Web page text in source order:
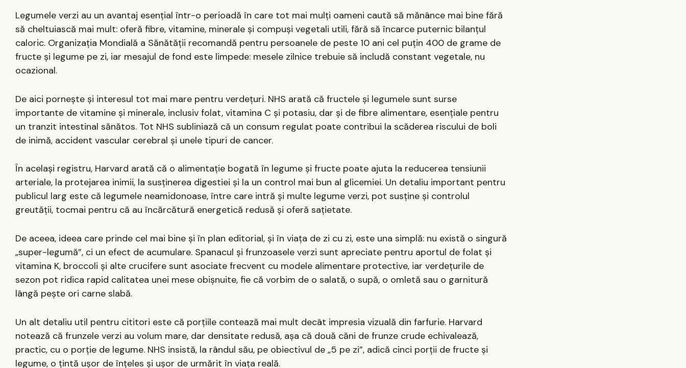
Legumele verzi au un avantaj esențial într-o perioadă în care tot mai mulți oameni caută să mănânce mai bine fără
să cheltuiască mai mult: oferă fibre, vitamine, minerale și compuși vegetali utili, fără să încarce puternic bilanțul
caloric. Organizația Mondială a Sănătății recomandă pentru persoanele de peste 10 ani cel puțin 400 de grame de
fructe și legume pe zi, iar mesajul de fond este limpede: mesele zilnice trebuie să includă constant vegetale, nu
ocazional.
De aici pornește și interesul tot mai mare pentru verdețuri. NHS arată că fructele și legumele sunt surse
importante de vitamine și minerale, inclusiv folat, vitamina C și potasiu, dar și de fibre alimentare, esențiale pentru
un tranzit intestinal sănătos. Tot NHS subliniază că un consum regulat poate contribui la scăderea riscului de boli
de inimă, accident vascular cerebral și unele tipuri de cancer.
În același registru, Harvard arată că o alimentație bogată în legume și fructe poate ajuta la reducerea tensiunii
arteriale, la protejarea inimii, la susținerea digestiei și la un control mai bun al glicemiei. Un detaliu important pentru
publicul larg este că legumele neamidonoase, între care intră și multe legume verzi, pot susține și controlul
greutății, tocmai pentru că au încărcătură energetică redusă și oferă sațietate.
De aceea, ideea care prinde cel mai bine și în plan editorial, și în viața de zi cu zi, este una simplă: nu există o singură
„super-legumă”, ci un efect de acumulare. Spanacul și frunzoasele verzi sunt apreciate pentru aportul de folat și
vitamina K, broccoli și alte crucifere sunt asociate frecvent cu modele alimentare protective, iar verdețurile de
sezon pot ridica rapid calitatea unei mese obișnuite, fie că vorbim de o salată, o supă, o omletă sau o garnitură
lângă pește ori carne slabă.
Un alt detaliu util pentru cititori este că porțiile contează mai mult decât impresia vizuală din farfurie. Harvard
notează că frunzele verzi au volum mare, dar densitate redusă, așa că două căni de frunze crude echivalează,
practic, cu o porție de legume. NHS insistă, la rândul său, pe obiectivul de „5 pe zi”, adică cinci porții de fructe și
legume, o țintă ușor de înțeles și ușor de urmărit în viața reală.